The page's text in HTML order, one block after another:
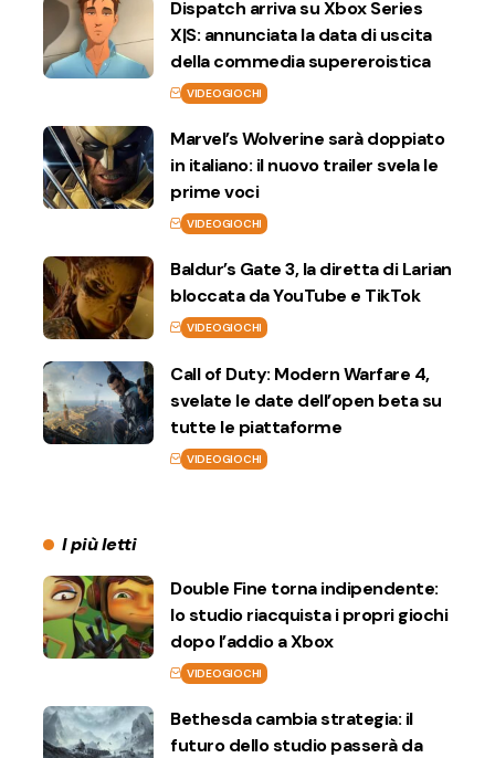
Dispatch arriva su Xbox Series
X|S: annunciata la data di uscita
della commedia supereroistica
VIDEOGIOCHI
Marvel’s Wolverine sarà doppiato
in italiano: il nuovo trailer svela le
prime voci
VIDEOGIOCHI
Baldur’s Gate 3, la diretta di Larian
bloccata da YouTube e TikTok
VIDEOGIOCHI
Call of Duty: Modern Warfare 4,
svelate le date dell’open beta su
tutte le piattaforme
VIDEOGIOCHI
I più letti
Double Fine torna indipendente:
lo studio riacquista i propri giochi
dopo l’addio a Xbox
VIDEOGIOCHI
Bethesda cambia strategia: il
futuro dello studio passerà da